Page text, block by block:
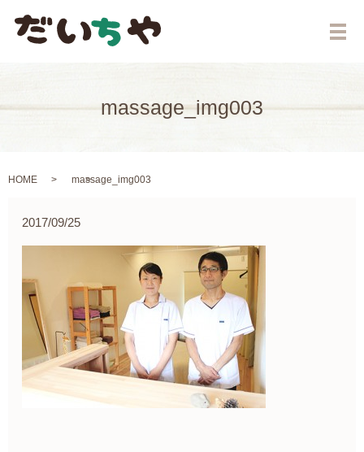
メ
massage_img003
HOME massage_img003
2017/09/25